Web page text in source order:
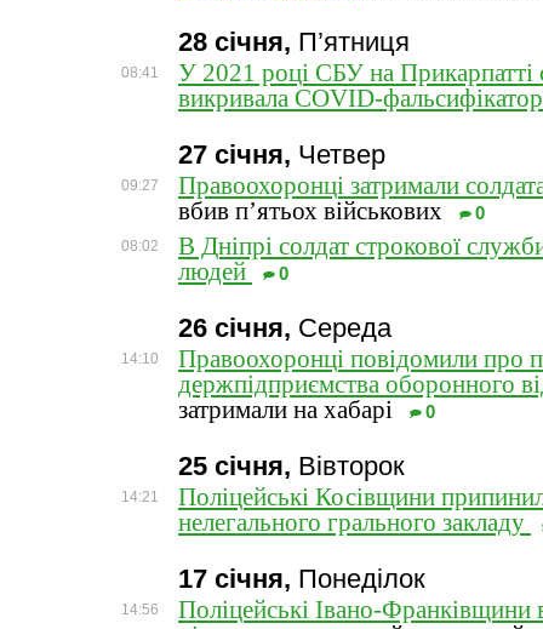
28 січня, П’ятниця
08:41
У 2021 році СБУ на Прикарпатті
викривала COVID-
27 січня, Четвер
09:27
Правоохоронці затримали
вбив п’ятьох військових
0
08:02
В Дніпрі солдат строкової
людей
0
26 січня, Середа
14:10
Правоохоронці повідомили про
держпідприємства оборонного
затримали на хабарі
0
25 січня, Вівторок
14:21
Поліцейські Косівщини
нелегального грального закладу
17 січня, Понеділок
14:56
Поліцейські Івано-Франківщини